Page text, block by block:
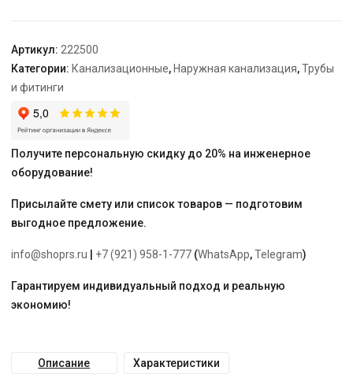
Артикул: 222500
Категории: Канализационные, Наружная канализация,Трубы
и фитинги
Получите персональную скидку до 20% на инженерное
оборудование!
Присылайте смету или список товаров — подготовим
выгодное предложение.
info@shoprs.ru +7 (921) 958-1-777 (WhatsApp,Telegram)
Гарантируем индивидуальный подход и реальную
экономию!
Описание Характеристики